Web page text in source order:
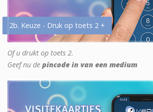
2b. Keuze - Druk op toets 2 +
Of u drukt op toets 2.
Geef nu de pincode in van een medium